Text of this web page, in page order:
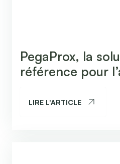
PegaProx, la
référence pour
LIRE L'ARTICLE